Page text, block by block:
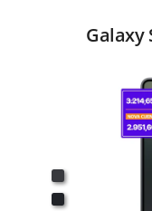
Galaxy